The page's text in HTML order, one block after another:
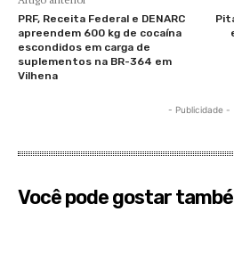
PRF, Receita Federal e DENARC
apreendem 600 kg de cocaína
escondidos em carga de
suplementos na BR-364 em
Vilhena
- Publicidade -
Você pode gostar